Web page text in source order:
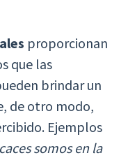
proporcionan
que las
brindar un
de otro modo,
Ejemplos
somos en la